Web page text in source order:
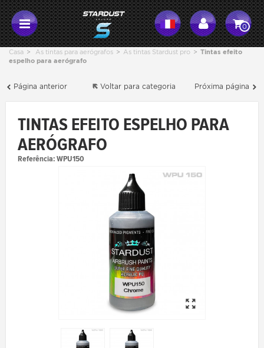
0
Casa > As tintas para aerógrafos > As tintas Stardust pro > Tintas efeito
espelho para aerógrafo
Página anterior Próxima página
Voltar para categoria
TINTAS EFEITO ESPELHO PARA
AERÓGRAFO
Referência:WPU150